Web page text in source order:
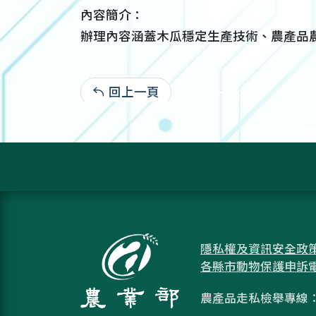
內容簡介：
辦理內容涵蓋木瓜穩定生產技術、農產
回上一頁
隱私權及資訊安全政
各縣市動物保護申訴
農產品走私檢舉專線